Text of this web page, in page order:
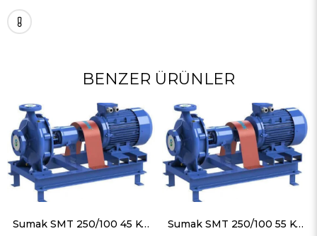
BENZER ÜRÜNLER
Sumak SMT 250/100 45 KW 2900 D/D Motorlu Salyangoz Pompa Sumak SMT 250/100 55 KW 2900 D/D Motorlu Salyangoz Pompa